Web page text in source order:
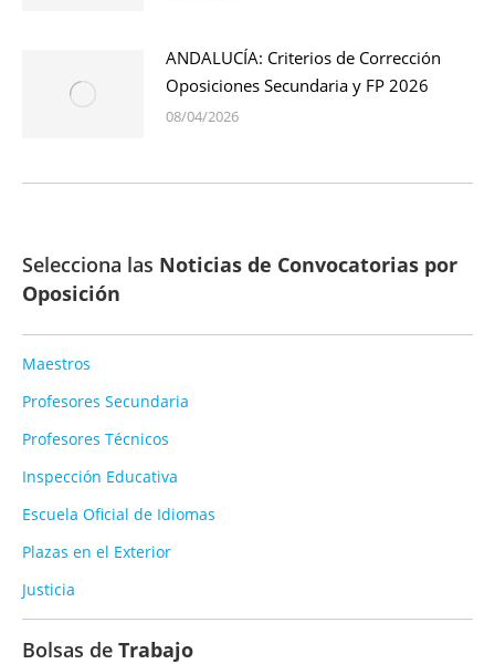
ANDALUCÍA: Criterios de Corrección
Oposiciones Secundaria y FP 2026
08/04/2026
Selecciona las Noticias de Convocatorias por
Oposición
Maestros
Profesores Secundaria
Profesores Técnicos
Inspección Educativa
Escuela Oficial de Idiomas
Plazas en el Exterior
Justicia
Bolsas de Trabajo